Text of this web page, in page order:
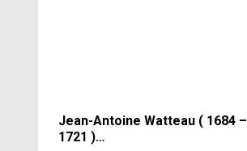
Jean-Antoine Watteau ( 1684 –
1721 )…